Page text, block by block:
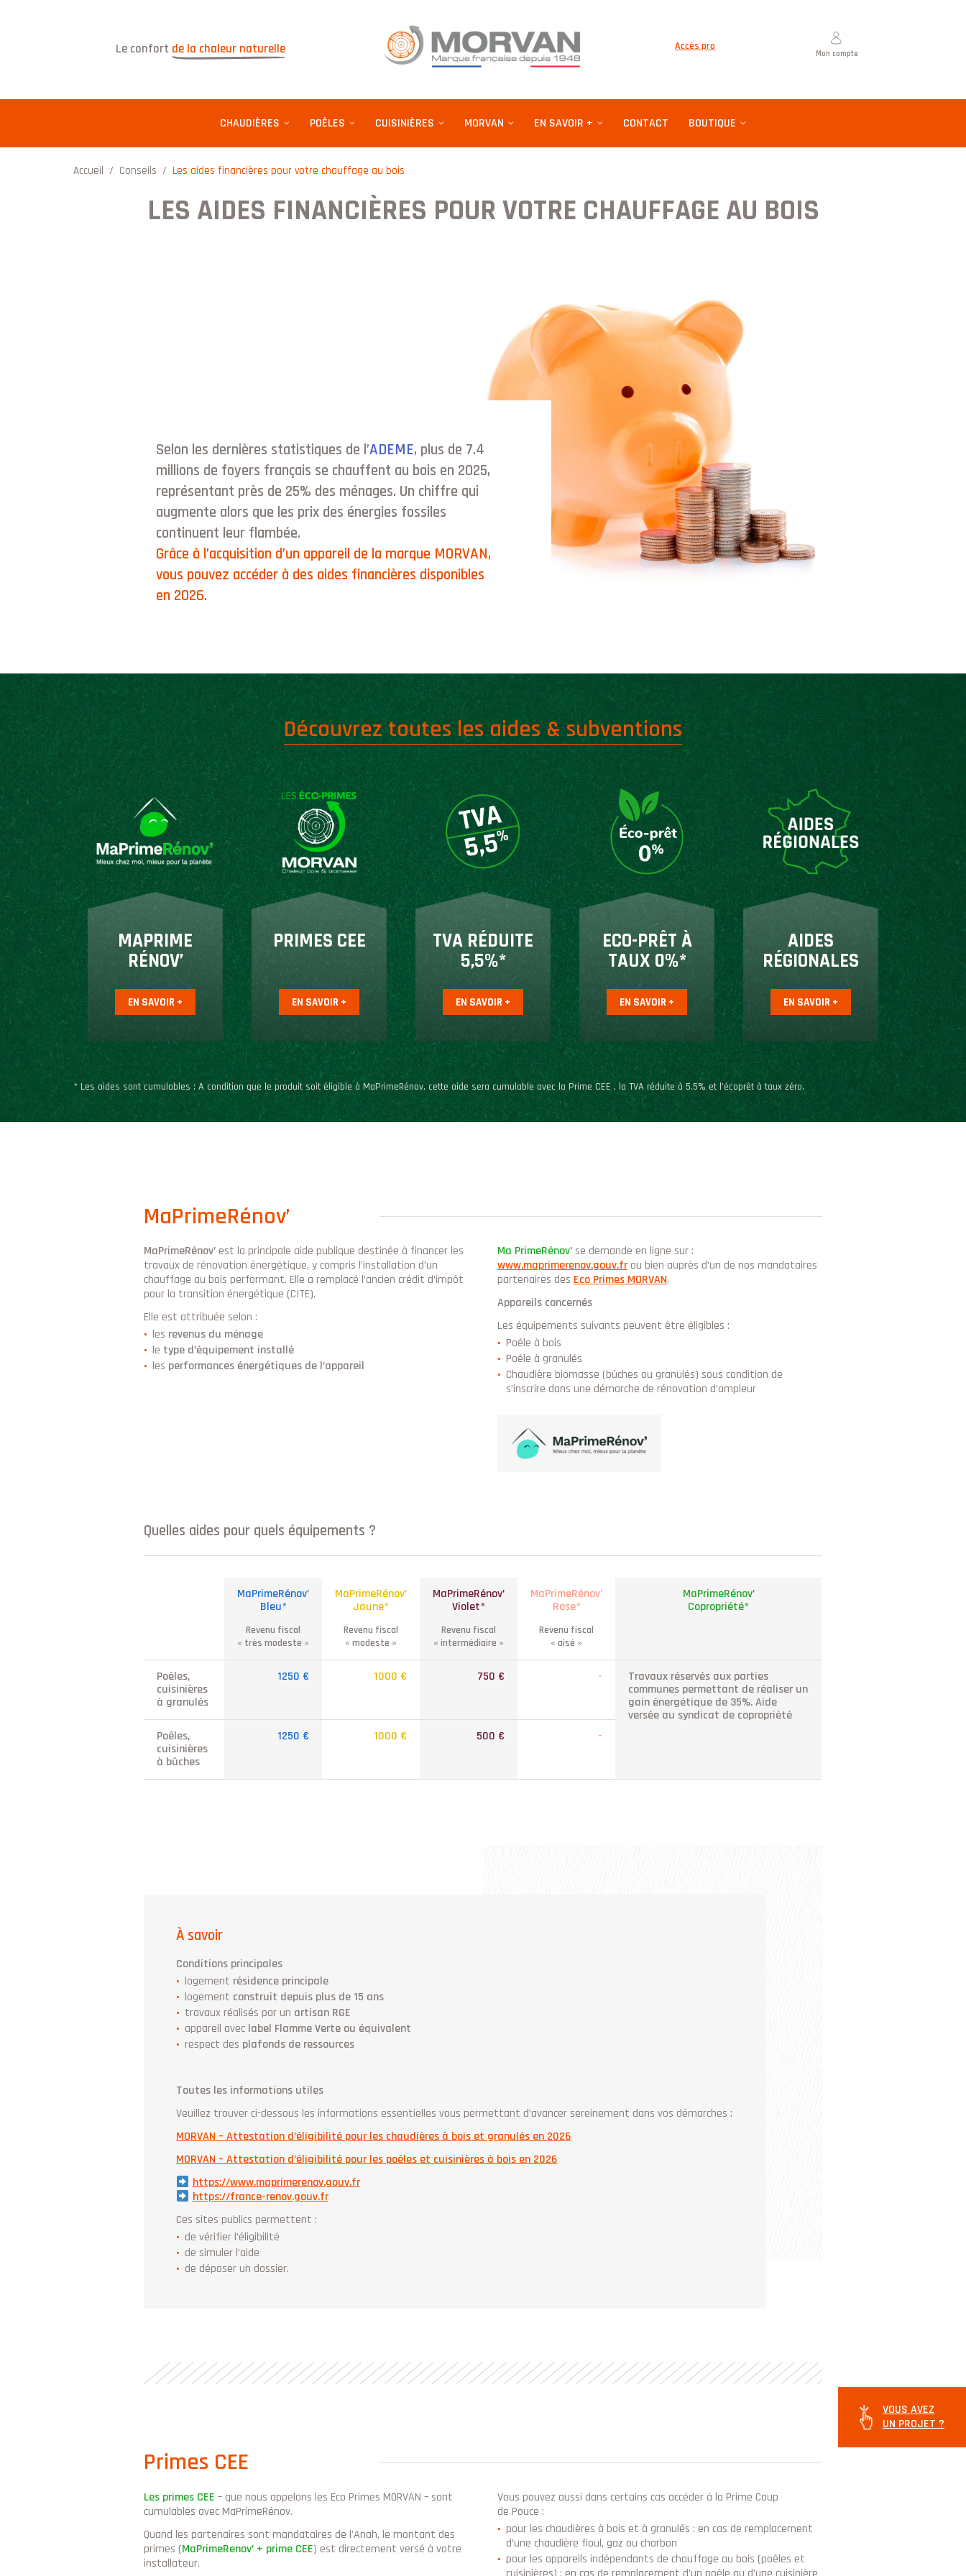
Le confort de la chaleur naturelle Accès pro
Mon compte
CHAUDIÈRES POÊLES CUISINIÈRES MORVAN EN SAVOIR + CONTACT BOUTIQUE
Accueil / Conseils / Les aides financières pour votre chauffage au bois
VOUS AVEZ
UN PROJET ?
LES AIDES FINANCIÈRES POUR VOTRE CHAUFFAGE AU BOIS
Selon les dernières statistiques de l’ADEME, plus de 7.4
millions de foyers français se chauffent au bois en 2025,
représentant près de 25% des ménages. Un chiffre qui
augmente alors que les prix des énergies fossiles
continuent leur flambée.
Grâce à l’acquisition d’un appareil de la marque MORVAN,
vous pouvez accéder à des aides financières disponibles
en 2026.
Découvrez toutes les aides & subventions
MAPRIME
RÉNOV’
EN SAVOIR +
PRIMES CEE
EN SAVOIR +
TVA RÉDUITE
5,5%*
EN SAVOIR +
ECO-PRÊT À
TAUX 0%*
EN SAVOIR +
AIDES
RÉGIONALES
EN SAVOIR +
* Les aides sont cumulables : A condition que le produit soit éligible à MaPrimeRénov, cette aide sera cumulable avec la Prime CEE , la TVA réduite à 5.5% et l’écoprêt à taux zéro.
MaPrimeRénov’
MaPrimeRénov’ est la principale aide publique destinée à financer les
travaux de rénovation énergétique, y compris l’installation d’un
chauffage au bois performant. Elle a remplacé l’ancien crédit d’impôt
pour la transition énergétique (CITE).
Elle est attribuée selon :
les revenus du ménage
le type d’équipement installé
les performances énergétiques de l’appareil
Ma PrimeRénov’se demande en ligne sur :
www.maprimerenov.gouv.frou bien auprès d’un de nos mandataires
partenaires des Eco Primes MORVAN.
Appareils concernés
Les équipements suivants peuvent être éligibles :
Poêle à bois
Poêle à granulés
Chaudière biomasse (bûches ou granulés) sous condition de
s’inscrire dans une démarche de rénovation d’ampleur
Quelles aides pour quels équipements ?
MaPrimeRénov’
Bleu*
MaPrimeRénov’
Jaune*
MaPrimeRénov’
Violet*
MaPrimeRénov’
Rose*
MaPrimeRénov’
Copropriété*
Revenu fiscal
« très modeste »
Revenu fiscal
« modeste »
Revenu fiscal
« intermédiaire »
Revenu fiscal
« aisé »
Poêles,
cuisinières
à granulés
1250 € 1000 € 750 € -
Travaux réservés aux parties
communes permettant de réaliser un
gain énergétique de 35%. Aide
versée au syndicat de copropriété
Poêles,
cuisinières
à bûches
1250 € 1000 € 500 € -
À savoir
Conditions principales
logement résidence principale
logement construit depuis plus de 15 ans
travaux réalisés par un artisan RGE
appareil avec label Flamme Verte ou équivalent
respect des plafonds de ressources
Toutes les informations utiles
Veuillez trouver ci-dessous les informations essentielles vous permettant d’avancer sereinement dans vos démarches :
MORVAN – Attestation d’éligibilité pour les chaudières à bois et granulés en 2026
MORVAN – Attestation d’éligibilité pour les poêles et cuisinières à bois en 2026
https://www.maprimerenov.gouv.fr
https://france-renov.gouv.fr
Ces sites publics permettent :
de vérifier l’éligibilité
de simuler l’aide
de déposer un dossier.
Primes CEE
Les primes CEE – que nous appelons les Eco Primes MORVAN – sont
cumulables avec MaPrimeRénov.
Quand les partenaires sont mandataires de l’Anah, le montant des
primes (MaPrimeRenov’ + prime CEE) est directement versé à votre
installateur.
Vous pouvez aussi dans certains cas accéder à la Prime Coup
de Pouce :
pour les chaudières à bois et à granulés : en cas de remplacement
d’une chaudière fioul, gaz ou charbon
pour les appareils indépendants de chauffage au bois (poêles et